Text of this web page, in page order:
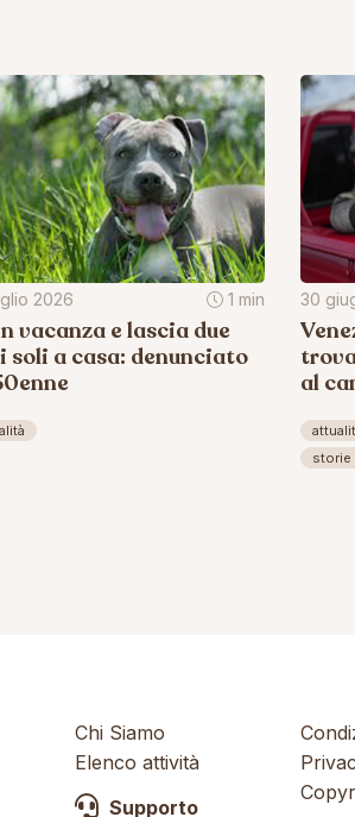
2026 1 min
vacanza e lascia due
soli a casa: denunciato
30
al
storie
Chi Siamo
Elenco attività
Supporto